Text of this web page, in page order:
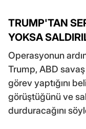
TRUMP'TAN
YOKSA
Operasyonun
Trump, ABD savaş
görev yaptığını
görüştüğünü ve
durduracağını